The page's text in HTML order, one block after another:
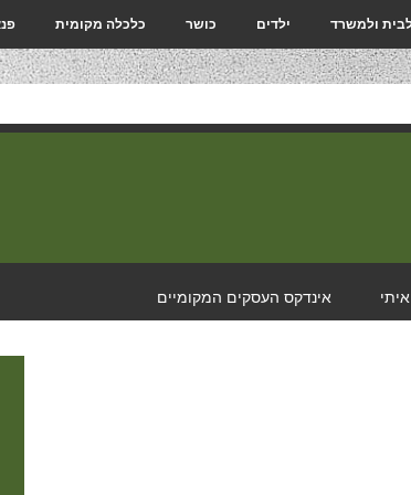
ולמשרד ילדים כושר כלכלה מקומית
אינדקס העסקים המקומיים